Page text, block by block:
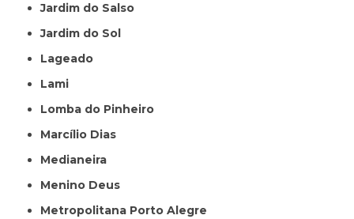
Jardim do Salso
Jardim do Sol
Lageado
Lami
Lomba do Pinheiro
Marcílio Dias
Medianeira
Menino Deus
Metropolitana Porto Alegre